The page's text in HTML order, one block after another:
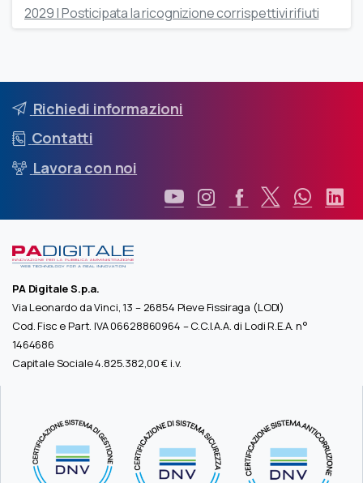
2029 | Posticipata la ricognizione corrispettivi rifiuti
Richiedi informazioni
Contatti
Lavora con noi
PA Digitale S.p.a.
Via Leonardo da Vinci, 13 – 26854 Pieve Fissiraga (LODI)
Cod. Fisc e Part. IVA 06628860964 – C.C.I.A.A. di Lodi R.E.A. n°
1464686
Capitale Sociale 4.825.382,00 € i.v.